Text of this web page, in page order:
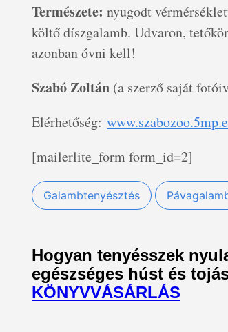
Természete: nyugodt
költő díszgalamb. Udvaron,
azonban óvni kell!
Szabó Zoltán (a szerző saját
Elérhetőség:
[mailerlite_form form_id=2]
Galambtenyésztés
Hogyan tenyésszek
egészséges húst és
KÖNYVVÁSÁRLÁS